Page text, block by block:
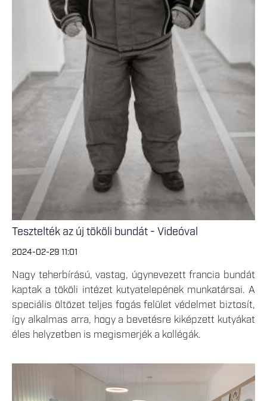
Tesztelték az új tököli bundát - Videóval
2024-02-29 11:01
Nagy teherbírású, vastag, úgynevezett francia bundát
kaptak a tököli intézet kutyatelepének munkatársai. A
speciális öltözet teljes fogás felület védelmet biztosít,
így alkalmas arra, hogy a bevetésre kiképzett kutyákat
éles helyzetben is megismerjék a kollégák.